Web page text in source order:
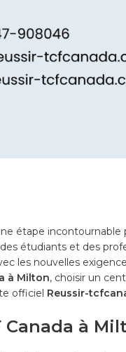
étape incontournable
étudiants et des
les nouvelles
à Milton, choisir un
officiel Reussir-
Canada à